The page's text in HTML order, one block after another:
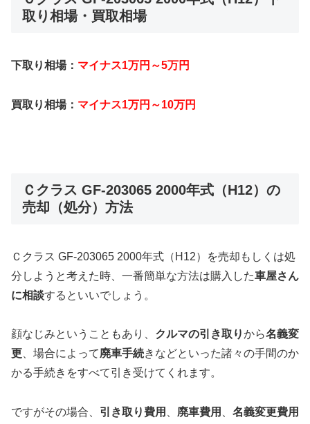
取り相場・買取相場
下取り相場： マイナス1万円～5万円
買取り相場： マイナス1万円～10万円
Ｃクラス GF-203065 2000年式（H12）の
売却（処分）方法
Ｃクラス GF-203065 2000年式（H12）を売却もしくは処
分しようと考えた時、一番簡単な方法は購入した車屋さん
に相談するといいでしょう。
顔なじみということもあり、 クルマの引き取りから名義変
更 、場合によって廃車手続きなどといった諸々の手間のか
かる手続きをすべて引き受けてくれます。
ですがその場合、 引き取り費用 廃車費用
名義変更費用